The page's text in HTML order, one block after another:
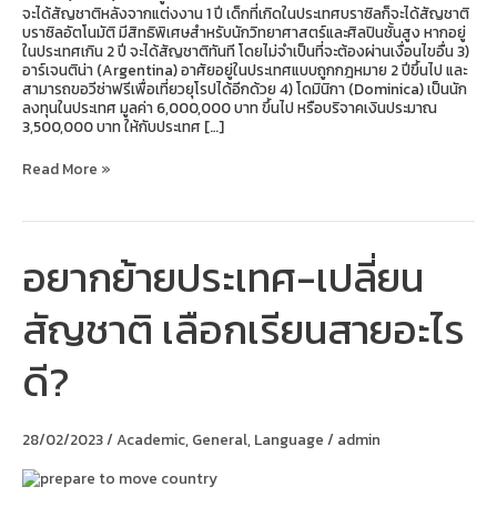
จะได้สัญชาติหลังจากแต่งงาน 1 ปี เด็กที่เกิดในประเทศบราซิลก็จะได้สัญชาติ
บราซิลอัตโนมัติ มีสิทธิพิเศษสำหรับนักวิทยาศาสตร์และศิลปินชั้นสูง หากอยู่
ในประเทศเกิน 2 ปี จะได้สัญชาติทันที โดยไม่จำเป็นที่จะต้องผ่านเงื่อนไขอื่น 3)
อาร์เจนติน่า (Argentina) อาศัยอยู่ในประเทศแบบถูกกฎหมาย 2 ปีขึ้นไป และ
สามารถขอวีซ่าฟรีเพื่อเที่ยวยุโรปได้อีกด้วย 4) โดมินิกา (Dominica) เป็นนัก
ลงทุนในประเทศ มูลค่า 6,000,000 บาท ขึ้นไป หรือบริจาคเงินประมาณ
3,500,000 บาท ให้กับประเทศ […]
Read More »
อยากย้ายประเทศ-เปลี่ยน
สัญชาติ เลือกเรียนสายอะไร
ดี?
28/02/2023/Academic, General, Language / admin
ย้าย
ประเทศ-
เปลี่ยน
สัญชาติ
เรียน
สาย
ดี?